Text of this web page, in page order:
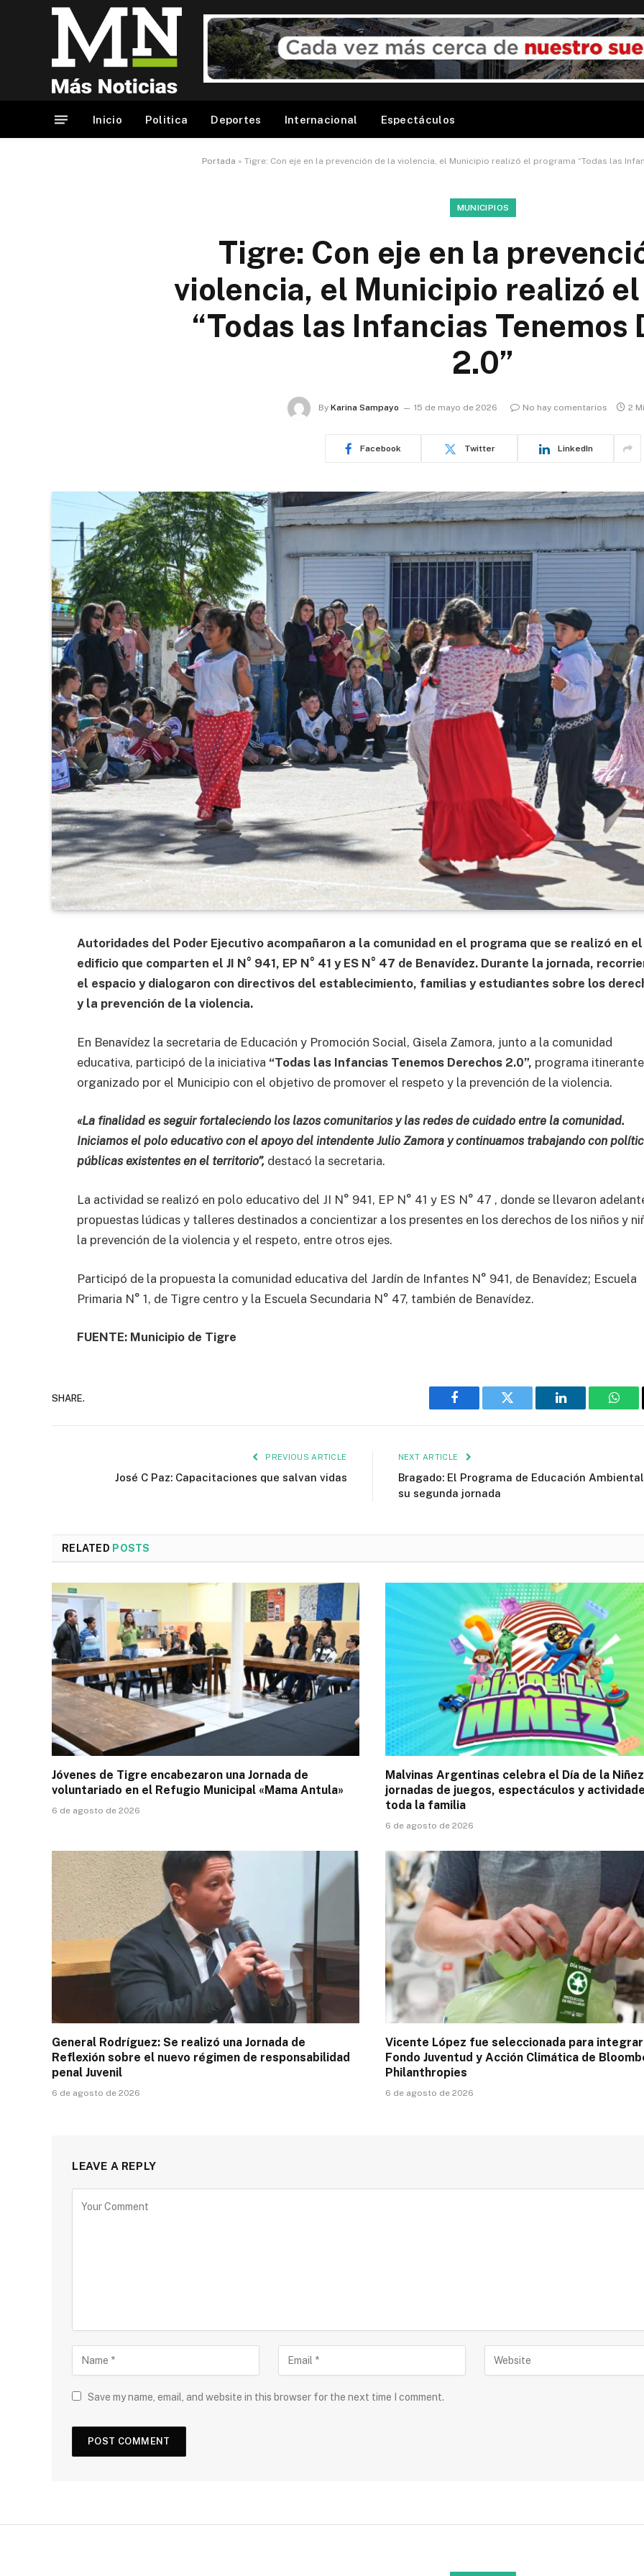
Inicio Politica Deportes Internacional Espectáculos
Portada » Tigre: Con eje en la prevención de la violencia, el Municipio realizó el programa “Todas las
MUNICIPIOS
Tigre: Con eje en la
violencia, el Municipio realizó
“Todas las Infancias Tenemos
2.0”
By Karina Sampayo 15 de mayo de 2026 No hay comentarios 2
Facebook Twitter LinkedIn
Autoridades del Poder Ejecutivo acompañaron a la comunidad en el programa que se realizó en el
edificio que comparten el JI N° 941, EP N° 41 y ES N° 47 de Benavídez. Durante la jornada,
el espacio y dialogaron con directivos del establecimiento, familias y estudiantes sobre los
y la prevención de la violencia.
En Benavídez la secretaria de Educación y Promoción Social, Gisela Zamora, junto a la comunidad
educativa, participó de la iniciativa “Todas las Infancias Tenemos Derechos 2.0”, programa itinerante
organizado por el Municipio con el objetivo de promover el respeto y la prevención de la violencia.
«La finalidad es seguir fortaleciendo los lazos comunitarios y las redes de cuidado entre la comunidad.
Iniciamos el polo educativo con el apoyo del intendente Julio Zamora y continuamos trabajando con
públicas existentes en el territorio”, destacó la secretaria.
La actividad se realizó en polo educativo del JI N° 941, EP N° 41 y ES N° 47 , donde se llevaron
propuestas lúdicas y talleres destinados a concientizar a los presentes en los derechos de los niños y
la prevención de la violencia y el respeto, entre otros ejes.
Participó de la propuesta la comunidad educativa del Jardín de Infantes N° 941, de Benavídez; Escuela
Primaria N° 1, de Tigre centro y la Escuela Secundaria N° 47, también de Benavídez.
FUENTE: Municipio de Tigre
SHARE.
Facebook Twitter LinkedIn
PREVIOUS ARTICLE
José C Paz: Capacitaciones que salvan vidas
NEXT ARTICLE
Bragado: El Programa de Educación
su segunda jornada
RELATED POSTS
Jóvenes de Tigre encabezaron una Jornada de
voluntariado en el Refugio Municipal «Mama Antula»
6 de agosto de 2026
Malvinas Argentinas celebra el Día de la
jornadas de juegos, espectáculos y
toda la familia
6 de agosto de 2026
General Rodríguez: Se realizó una Jornada de
Reflexión sobre el nuevo régimen de responsabilidad
penal Juvenil
6 de agosto de 2026
Vicente López fue seleccionada para
Fondo Juventud y Acción Climática de
Philanthropies
6 de agosto de 2026
LEAVE A REPLY
Save my name, email, and website in this browser for the next time I comment.